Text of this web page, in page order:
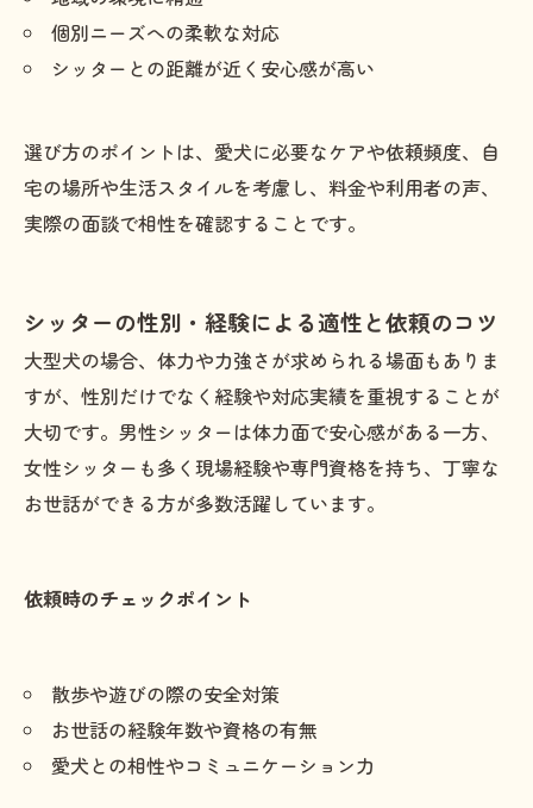
個別ニーズへの柔軟な対応
シッターとの距離が近く安心感が高い
選び方のポイントは、愛犬に必要なケアや依頼頻度、自
宅の場所や生活スタイルを考慮し、料金や利用者の声、
実際の面談で相性を確認することです。
シッターの性別・経験による適性と依頼のコツ
大型犬の場合、体力や力強さが求められる場面もありま
すが、性別だけでなく経験や対応実績を重視することが
大切です。男性シッターは体力面で安心感がある一方、
女性シッターも多く現場経験や専門資格を持ち、丁寧な
お世話ができる方が多数活躍しています。
依頼時のチェックポイント
散歩や遊びの際の安全対策
お世話の経験年数や資格の有無
愛犬との相性やコミュニケーション力